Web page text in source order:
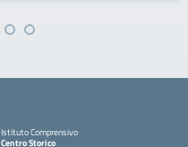
Istituto Comprensivo
Centro Storico